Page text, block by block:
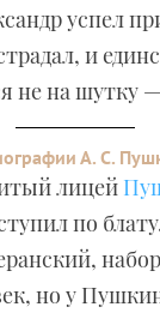
успел
и
не на шутку
А. С.
лицей
по
но у